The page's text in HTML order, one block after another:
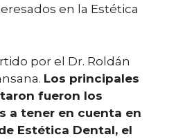
en la Estética
por el Dr. Roldán
Los principales
fueron los
a tener en cuenta en
Estética Dental, el